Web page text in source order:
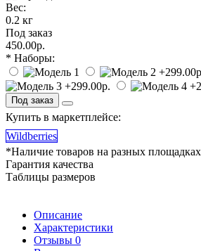
Вес:
0.2 кг
Под заказ
450.00р.
* Наборы:
Под заказ
Купить в маркетплейсе:
Wildberries
*Наличие товаров на разных
Гарантия качества
Таблицы размеров
Описание
Характеристики
Отзывы 0